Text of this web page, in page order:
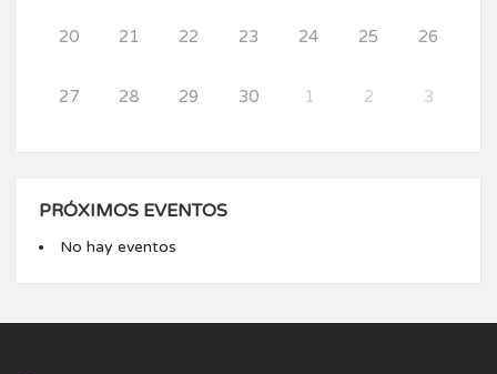
20 21 22 23 24 25 26
27 28 29 30 1 2 3
PRÓXIMOS EVENTOS
No hay eventos